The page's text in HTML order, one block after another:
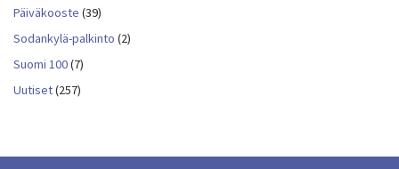
Päiväkooste (39)
Sodankylä-palkinto (2)
Suomi 100(7)
Uutiset(257)